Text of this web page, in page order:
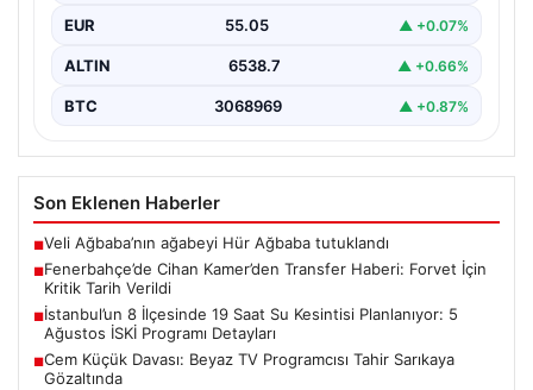
gerçekleşen Sturm Graz…
EUR 55.05 ▲ +0.07%
ALTIN 6538.7 ▲ +0.66%
BTC 3068969 ▲ +0.87%
Son Eklenen Haberler
■Veli Ağbaba’nın ağabeyi Hür Ağbaba tutuklandı
■Fenerbahçe’de Cihan Kamer’den Transfer Haberi: Forvet İçin
Kritik Tarih Verildi
■İstanbul’un 8 İlçesinde 19 Saat Su Kesintisi Planlanıyor: 5
Ağustos İSKİ Programı Detayları
■Cem Küçük Davası: Beyaz TV Programcısı Tahir Sarıkaya
Gözaltında